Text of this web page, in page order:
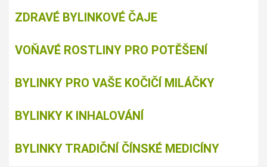
ZDRAVÉ BYLINKOVÉ ČAJE
VOŇAVÉ ROSTLINY PRO POTĚŠENÍ
BYLINKY PRO VAŠE KOČIČÍ MILÁČKY
BYLINKY K INHALOVÁNÍ
BYLINKY TRADIČNÍ ČÍNSKÉ MEDICÍNY